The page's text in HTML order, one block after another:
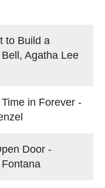
Build a
Agatha Lee
in Forever -
Door -